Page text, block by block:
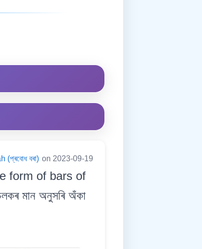
বৰা) on 2023-09-19
form of bars of
মান অনুসৰি অঁকা